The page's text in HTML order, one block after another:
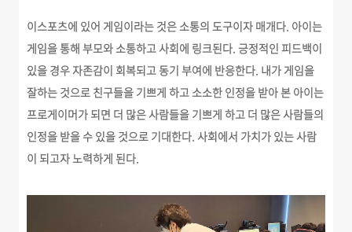
이스포츠에 있어 게임이라는 것은 소통의 도구이자 매개다. 아이는
게임을 통해 부모와 소통하고 사회에 링크된다. 긍정적인 피드백이
있을 경우 자존감이 회복되고 동기 부여에 반응한다. 내가 게임을
잘하는 것으로 친구들을 기쁘게 하고 소소한 인정을 받아 본 아이는
프로게이머가 되면 더 많은 사람들을 기쁘게 하고 더 많은 사람들의
인정을 받을 수 있을 것으로 기대한다. 사회에서 가치가 있는 사람
이 되고자 노력하게 된다.